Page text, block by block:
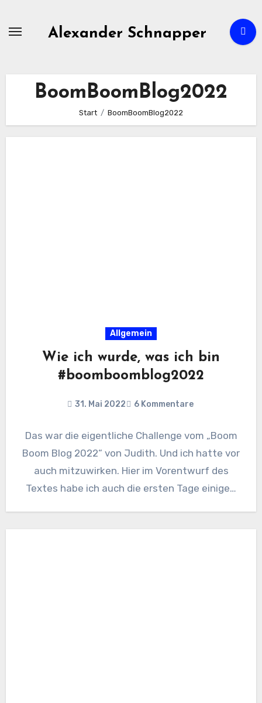
Alexander Schnapper
BoomBoomBlog2022
Start BoomBoomBlog2022
Allgemein
Wie ich wurde, was ich bin
#boomboomblog2022
31. Mai 2022 6 Kommentare
Das war die eigentliche Challenge vom „Boom
Boom Blog 2022“ von Judith. Und ich hatte vor
auch mitzuwirken. Hier im Vorentwurf des
Textes habe ich auch die ersten Tage einige…